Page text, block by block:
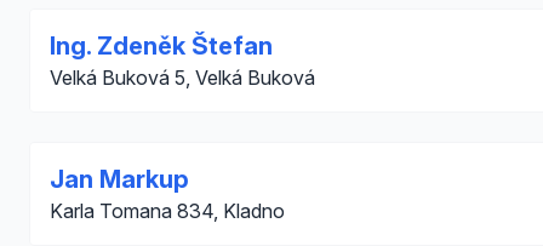
Ing. Zdeněk Štefan
Velká Buková 5, Velká Buková
Jan Markup
Karla Tomana 834, Kladno